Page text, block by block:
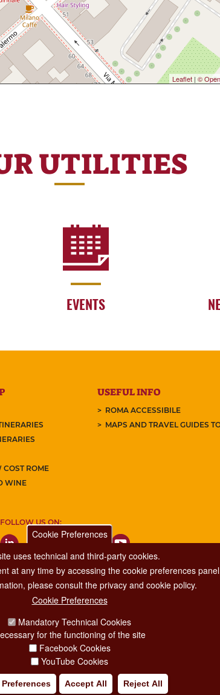
Leaflet | ©
UTILITIES
EVENTS
COST ROME
WINE
USEFUL INFO
ROMA ACCESSIBILE
MAPS AND TRAVEL GUIDES
FOLLOW US ON:
Events, Sport, Tourism and Fashion Department.
di San Basilio, 51
Roma
CREDITS COPYRIGHT
Cookie Preferences
uses technical and third-party cookies.
at any time by accessing the cookie preferences
please consult the privacy and cookie policy.
Cookie Preferences
Mandatory Technical Cookies
for the functioning of the site
Facebook Cookies
YouTube Cookies
Preferences Accept All Reject All